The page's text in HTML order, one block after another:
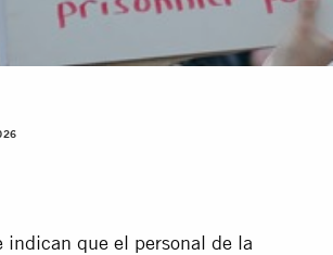
indican que el personal de la